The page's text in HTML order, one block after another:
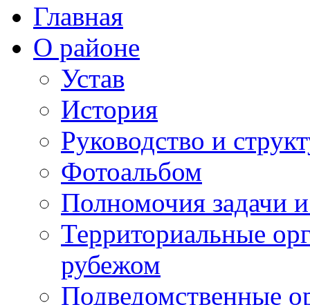
Главная
О районе
Устав
История
Руководство и
Фотоальбом
Полномочия задачи
Территориальные
рубежом
Подведомственные